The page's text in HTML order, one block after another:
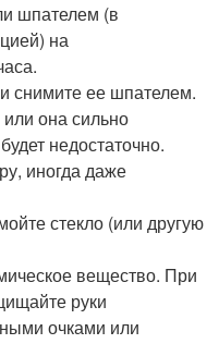
шпателем (в
на
снимите ее шпателем.
она сильно
недостаточно.
иногда даже
стекло (или другую
вещество. При
руки
очками или